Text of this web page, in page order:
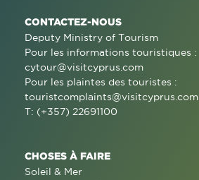
CONTACTEZ-NOUS
Deputy Ministry of Tourism
Pour les informations touristiques :
cytour@visitcyprus.com
Pour les plaintes des touristes :
touristcomplaints@visitcyprus.com
T: (+357) 22691100
CHOSES À FAIRE
Soleil & Mer